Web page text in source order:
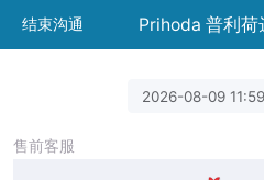
结束沟通 Prihoda 普利荷
2026-08-09
售前客服